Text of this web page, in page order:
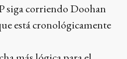
siga corriendo Doohan
está cronológicamente